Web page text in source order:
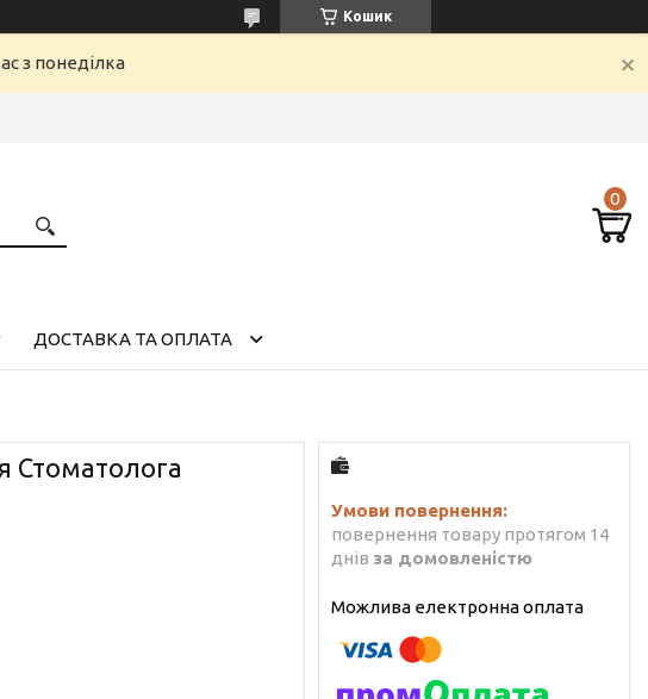
Кошик
з понеділка
ДОСТАВКА ТА ОПЛАТА
Стоматолога
повернення товару протягом 14
днів за домовленістю